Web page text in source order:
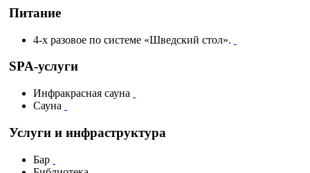
Питание
4-х разовое по системе «Шведский стол».
SPA-услуги
Инфракрасная сауна
Сауна
Услуги и инфраструктура
Бар